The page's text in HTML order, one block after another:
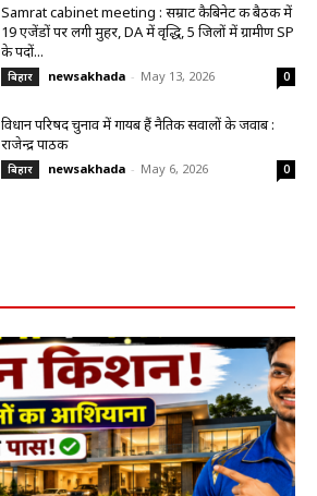
Samrat cabinet meeting : सम्राट कैबिनेट की बैठक में
19 एजेंडों पर लगी मुहर, DA में वृद्धि, 5 जिलों में ग्रामीण SP
के पदों...
बिहार newsakhada - May 13, 2026 0
विधान परिषद चुनाव में गायब हैं नैतिक सवालों के जवाब :
राजेन्द्र पाठक
बिहार newsakhada - May 6, 2026 0